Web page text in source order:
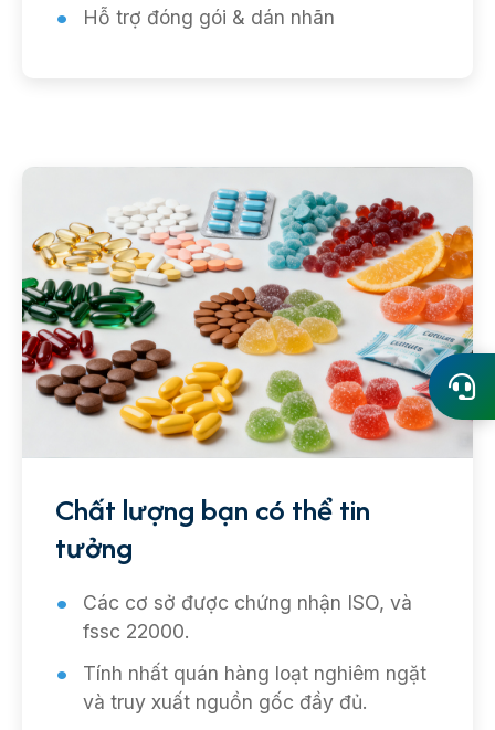
Hỗ trợ đóng gói & dán nhãn
Chất lượng bạn có thể tin
tưởng
Các cơ sở được chứng nhận ISO, và
fssc 22000.
Tính nhất quán hàng loạt nghiêm ngặt
và truy xuất nguồn gốc đầy đủ.